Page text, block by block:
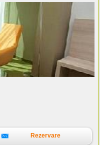
Rezervare